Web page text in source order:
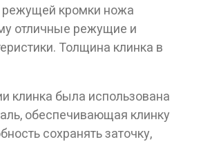
режущей кромки ножа
отличные режущие и
Толщина клинка в
клинка была использована
обеспечивающая клинку
сохранять заточку,